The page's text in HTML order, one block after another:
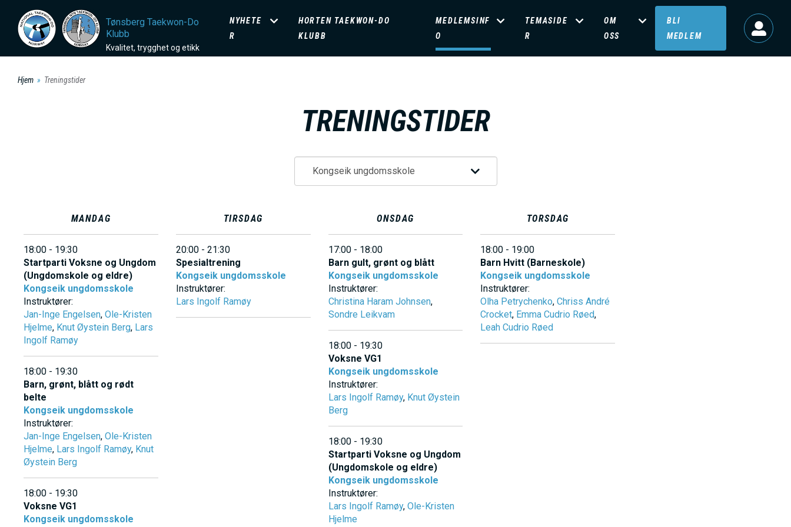
Tønsberg Taekwon-Do
Klubb
Kvalitet, trygghet og etikk
D
O
M
E
N
NYHETE
R
HORTEN TAEKWON-DO
KLUBB
MEDLEMSINF
O
TEMASIDE
R
OM
OSS
BLI
MEDLEM
Hjem Treningstider
TRENINGSTIDER
MANDAG
18:00 - 19:30
Startparti Voksne og Ungdom
(Ungdomskole og eldre)
Kongseik ungdomsskole
Instruktører:
Jan-Inge Engelsen, Ole-Kristen
Hjelme, Knut Øystein Berg, Lars
Ingolf Ramøy
18:00 - 19:30
Barn, grønt, blått og rødt
belte
Kongseik ungdomsskole
Instruktører:
Jan-Inge Engelsen, Ole-Kristen
Hjelme, Lars Ingolf Ramøy, Knut
Øystein Berg
18:00 - 19:30
Voksne VG1
Kongseik ungdomsskole
TIRSDAG
20:00 - 21:30
Spesialtrening
Kongseik ungdomsskole
Instruktører:
Lars Ingolf Ramøy
ONSDAG
17:00 - 18:00
Barn gult, grønt og blått
Kongseik ungdomsskole
Instruktører:
Christina Haram Johnsen,
Sondre Leikvam
18:00 - 19:30
Voksne VG1
Kongseik ungdomsskole
Instruktører:
Lars Ingolf Ramøy, Knut Øystein
Berg
18:00 - 19:30
Startparti Voksne og Ungdom
(Ungdomskole og eldre)
Kongseik ungdomsskole
Instruktører:
Lars Ingolf Ramøy, Ole-Kristen
Hjelme
TORSDAG
18:00 - 19:00
Barn Hvitt (Barneskole)
Kongseik ungdomsskole
Instruktører:
Olha Petrychenko,Chriss André
Crocket, Emma Cudrio Røed,
Leah Cudrio Røed